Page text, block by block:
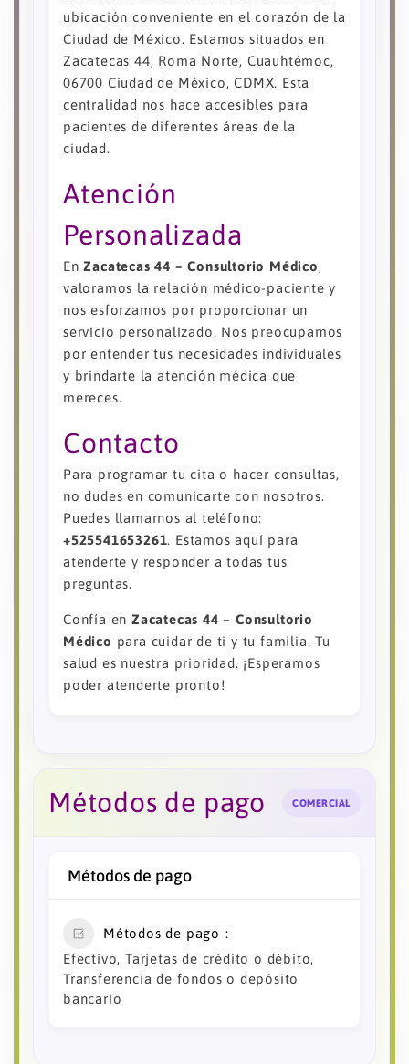
ubicación conveniente en el corazón de la
Ciudad de México. Estamos situados en
Zacatecas 44, Roma Norte, Cuauhtémoc,
06700 Ciudad de México, CDMX. Esta
centralidad nos hace accesibles para
pacientes de diferentes áreas de la
ciudad.
Atención
Personalizada
EnZacatecas 44 – Consultorio Médico,
valoramos la relación médico-paciente y
nos esforzamos por proporcionar un
servicio personalizado. Nos preocupamos
por entender tus necesidades individuales
y brindarte la atención médica que
mereces.
Contacto
Para programar tu cita o hacer consultas,
no dudes en comunicarte con nosotros.
Puedes llamarnos al teléfono:
+525541653261. Estamos aquí para
atenderte y responder a todas tus
preguntas.
Confía en Zacatecas 44 – Consultorio
Médico para cuidar de ti y tu familia. Tu
salud es nuestra prioridad. ¡Esperamos
poder atenderte pronto!
Métodos de pago COMERCIAL
Métodos de pago
Métodos de pago
Efectivo, Tarjetas de crédito o débito,
Transferencia de fondos o depósito
bancario